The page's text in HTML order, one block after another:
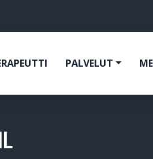
PALVELUT